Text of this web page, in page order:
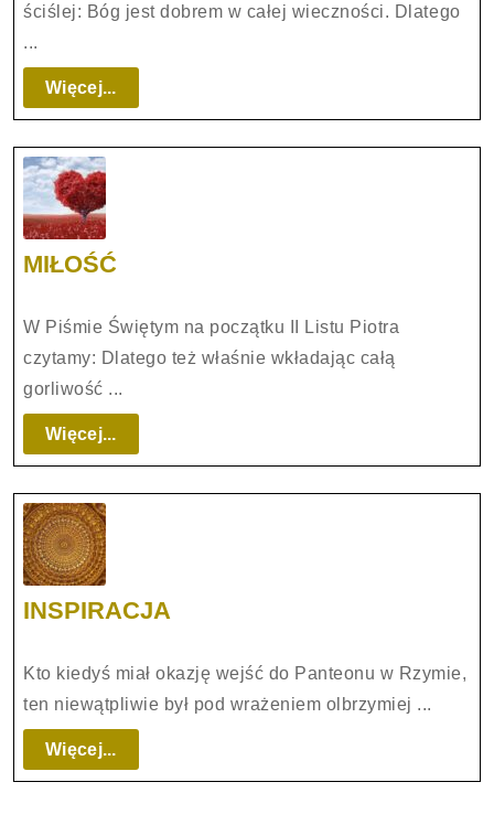
ściślej: Bóg jest dobrem w całej wieczności. Dlatego
...
Więcej...
MIŁOŚĆ
W Piśmie Świętym na początku II Listu Piotra
czytamy: Dlatego też właśnie wkładając całą
gorliwość ...
Więcej...
INSPIRACJA
Kto kiedyś miał okazję wejść do Panteonu w Rzymie,
ten niewątpliwie był pod wrażeniem olbrzymiej ...
Więcej...